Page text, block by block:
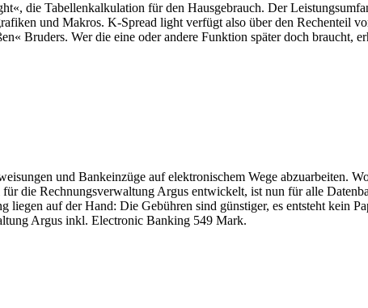
die Tabellenkalkulation für den Hausgebrauch. Der
und Makros. K-Spread light verfügt also über den Rechenteil
Bruders. Wer die eine oder andere Funktion später doch braucht,
und Bankeinzüge auf elektronischem Wege abzuarbeiten.
die Rechnungsverwaltung Argus entwickelt, ist nun für alle
auf der Hand: Die Gebühren sind günstiger, es entsteht kein
Argus inkl. Electronic Banking 549 Mark.